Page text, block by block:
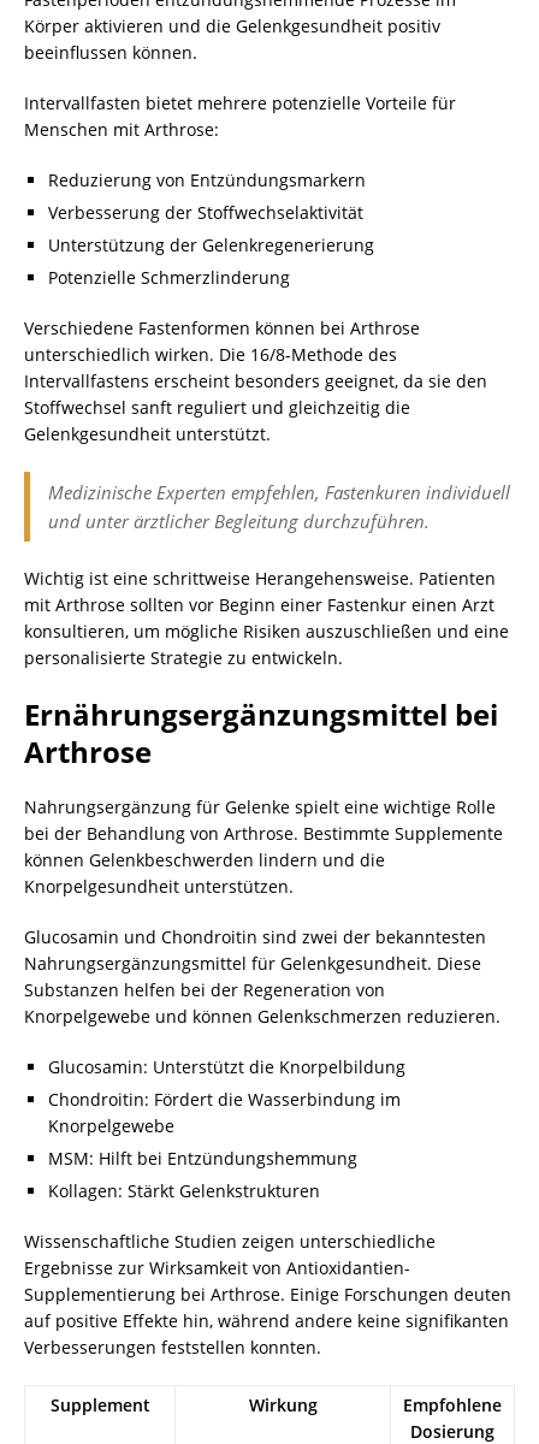
Körper aktivieren und die Gelenkgesundheit positiv
beeinflussen können.
Intervallfasten bietet mehrere potenzielle Vorteile für
Menschen mit Arthrose:
Reduzierung von Entzündungsmarkern
Verbesserung der Stoffwechselaktivität
Unterstützung der Gelenkregenerierung
Potenzielle Schmerzlinderung
Verschiedene Fastenformen können bei Arthrose
unterschiedlich wirken. Die 16/8-Methode des
Intervallfastens erscheint besonders geeignet, da sie den
Stoffwechsel sanft reguliert und gleichzeitig die
Gelenkgesundheit unterstützt.
Medizinische Experten empfehlen, Fastenkuren individuell
und unter ärztlicher Begleitung durchzuführen.
Wichtig ist eine schrittweise Herangehensweise. Patienten
mit Arthrose sollten vor Beginn einer Fastenkur einen Arzt
konsultieren, um mögliche Risiken auszuschließen und eine
personalisierte Strategie zu entwickeln.
Ernährungsergänzungsmittel bei
Arthrose
Nahrungsergänzung für Gelenke spielt eine wichtige Rolle
bei der Behandlung von Arthrose. Bestimmte Supplemente
können Gelenkbeschwerden lindern und die
Knorpelgesundheit unterstützen.
Glucosamin und Chondroitin sind zwei der bekanntesten
Nahrungsergänzungsmittel für Gelenkgesundheit. Diese
Substanzen helfen bei der Regeneration von
Knorpelgewebe und können Gelenkschmerzen reduzieren.
Glucosamin: Unterstützt die Knorpelbildung
Chondroitin: Fördert die Wasserbindung im
Knorpelgewebe
MSM: Hilft bei Entzündungshemmung
Kollagen: Stärkt Gelenkstrukturen
Wissenschaftliche Studien zeigen unterschiedliche
Ergebnisse zur Wirksamkeit von Antioxidantien-
Supplementierung bei Arthrose. Einige Forschungen deuten
auf positive Effekte hin, während andere keine signifikanten
Verbesserungen feststellen konnten.
Supplement Wirkung
Empfohlene
Dosierung